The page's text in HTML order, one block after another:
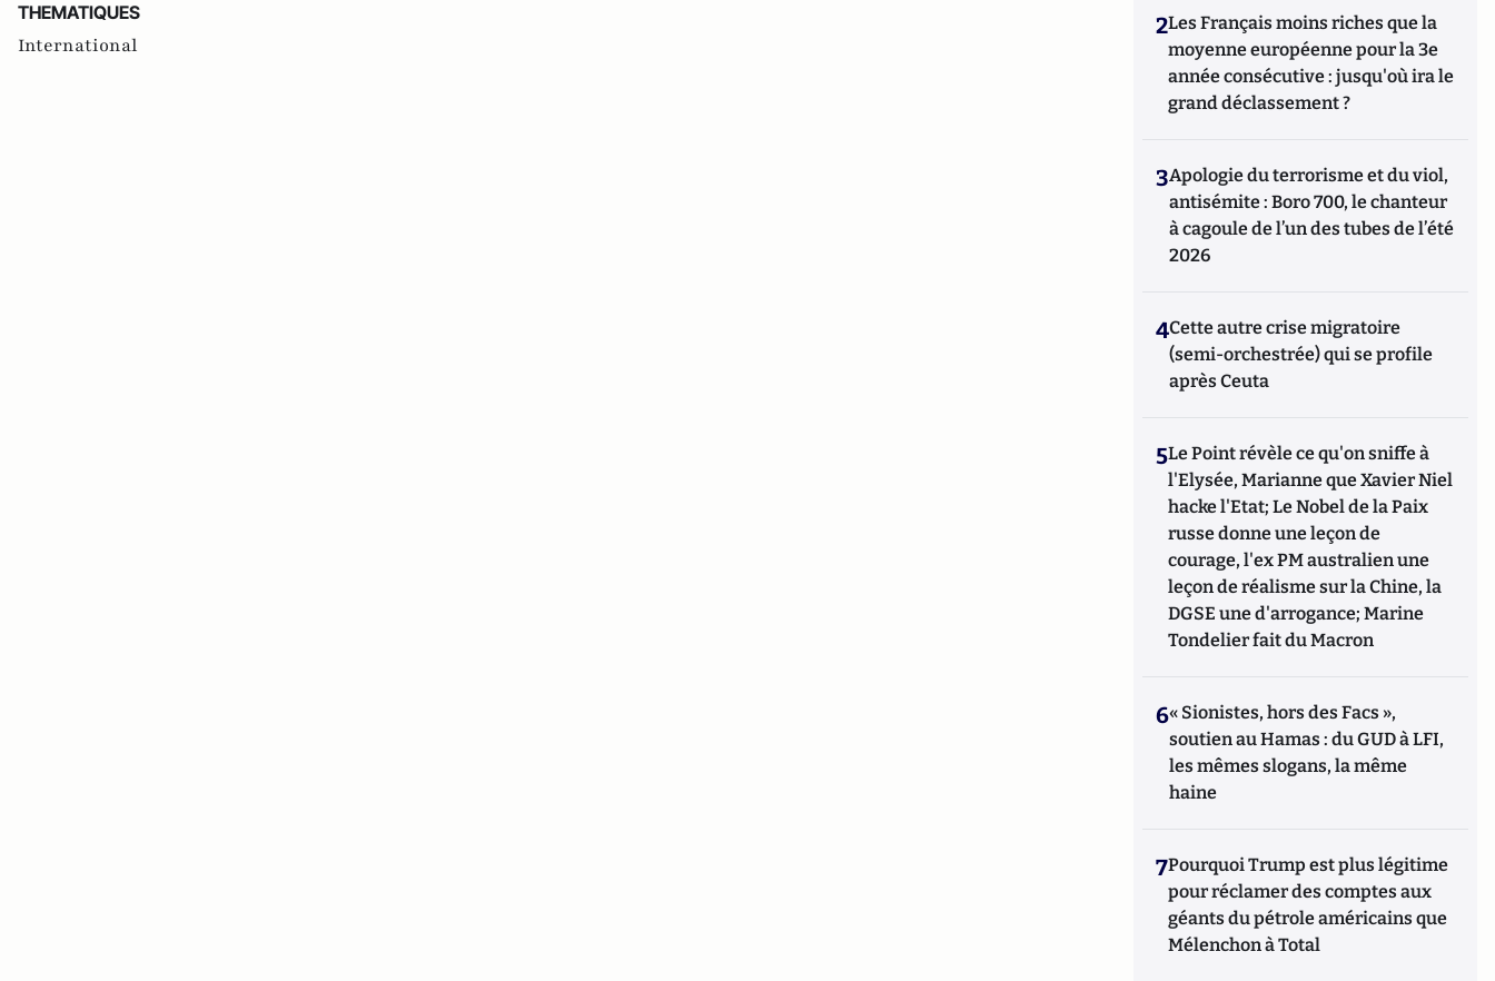
THEMATIQUES
International
2Les Français moins riches que la
moyenne européenne pour la 3e
année consécutive : jusqu'où ira le
grand déclassement ?
3Apologie du terrorisme et du viol,
antisémite : Boro 700, le chanteur
à cagoule de l’un des tubes de l’été
2026
4Cette autre crise migratoire
(semi-orchestrée) qui se profile
après Ceuta
5Le Point révèle ce qu'on sniffe à
l'Elysée, Marianne que Xavier Niel
hacke l'Etat; Le Nobel de la Paix
russe donne une leçon de
courage, l'ex PM australien une
leçon de réalisme sur la Chine, la
DGSE une d'arrogance; Marine
Tondelier fait du Macron
6« Sionistes, hors des Facs »,
soutien au Hamas : du GUD à LFI,
les mêmes slogans, la même
haine
7Pourquoi Trump est plus légitime
pour réclamer des comptes aux
géants du pétrole américains que
Mélenchon à Total